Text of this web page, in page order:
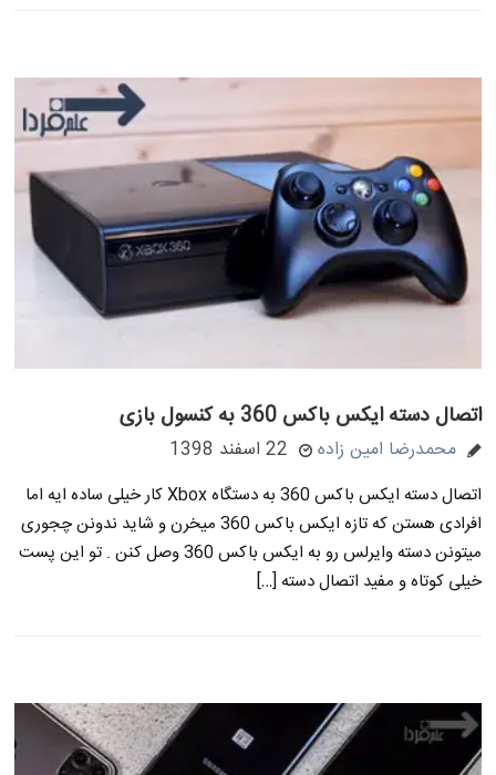
اتصال دسته ایکس باکس 360 به کنسول بازی
محمدرضا امین زاده 22 اسفند 1398
اتصال دسته ایکس باکس 360 به دستگاه Xbox کار خیلی ساده ایه اما
افرادی هستن که تازه ایکس باکس 360 میخرن و شاید ندونن چجوری
میتونن دسته وایرلس رو به ایکس باکس 360 وصل کنن . تو این پست
خیلی کوتاه و مفید اتصال دسته […]